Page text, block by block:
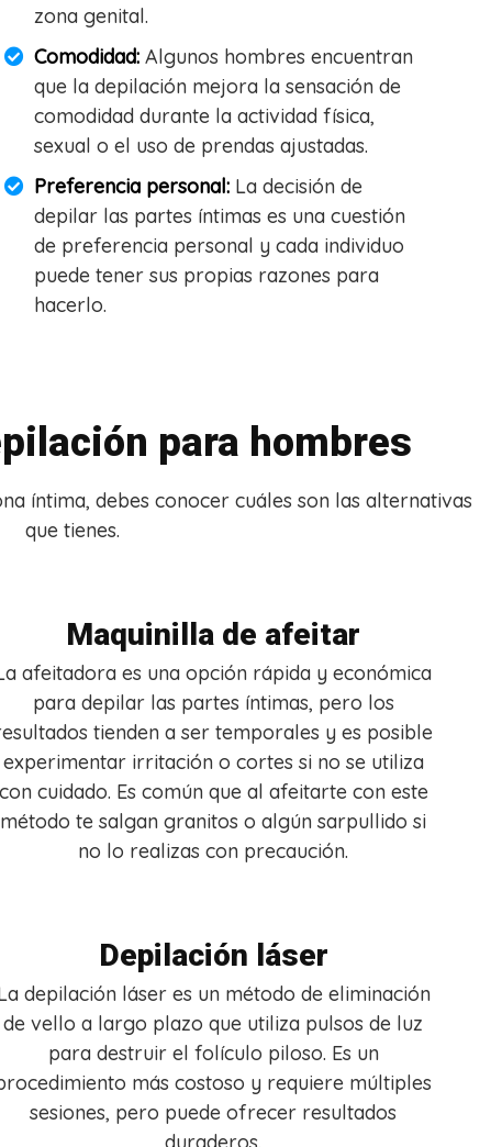
zona genital.
Comodidad:Algunos hombres encuentran
que la depilación mejora la sensación de
comodidad durante la actividad física,
sexual o el uso de prendas ajustadas.
Preferencia personal:La decisión de
depilar las partes íntimas es una cuestión
de preferencia personal y cada individuo
puede tener sus propias razones para
hacerlo.
para hombres
íntima, debes conocer cuáles son las alternativas
que tienes.
Maquinilla de afeitar
afeitadora es una opción rápida y económica
para depilar las partes íntimas, pero los
tienden a ser temporales y es posible
experimentar irritación o cortes si no se utiliza
con cuidado. Es común que al afeitarte con este
método te salgan granitos o algún sarpullido si
no lo realizas con precaución.
Depilación láser
depilación láser es un método de eliminación
de vello a largo plazo que utiliza pulsos de luz
para destruir el folículo piloso. Es un
más costoso y requiere múltiples
sesiones, pero puede ofrecer resultados